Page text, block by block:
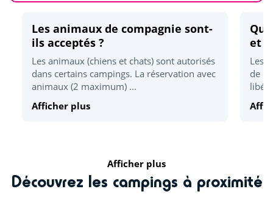
Zoo <70km
Skatepark <5km
Parachutisme <12km
Les animaux de compagnie sont-
ils acceptés ?
Les animaux (chiens et chats) sont autorisés
dans certains campings. La réservation avec
animaux (2 maximum) ...
Afficher plus
et
Les
de
Afficher plus
Découvrez les campings à proximité